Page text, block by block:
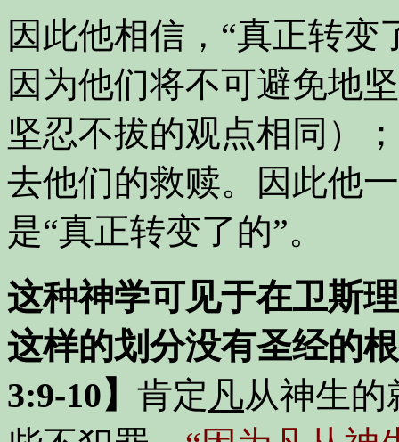
因此他相信，“真正转
因为他们将不可避免地
坚忍不拔的观点相同）
去他们的救赎。因此他
是“真正转变了的”。
这种神学可见于在卫斯
这样的划分没有圣经的
3:9-10】 肯定 凡从神生